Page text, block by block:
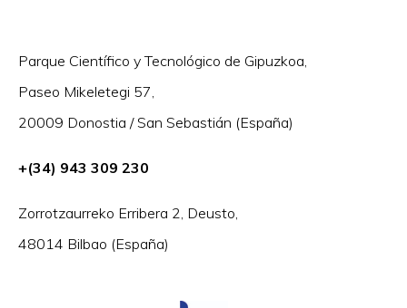
Parque Científico y Tecnológico de Gipuzkoa,
Paseo Mikeletegi 57,
20009 Donostia / San Sebastián (España)
+(34) 943 309 230
Zorrotzaurreko Erribera 2, Deusto,
48014 Bilbao (España)